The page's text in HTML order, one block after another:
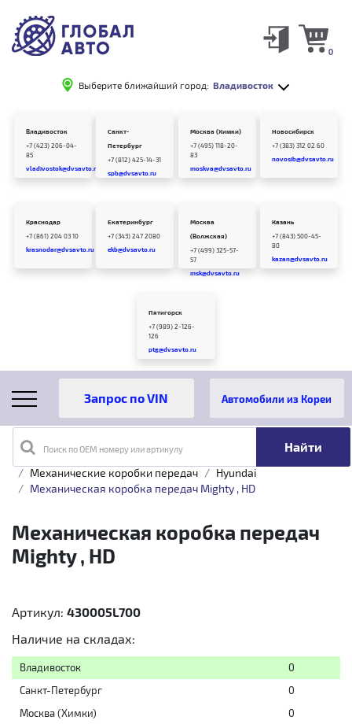
Выберите ближайший город: Владивосток
0
Владивосток
+7 (423) 206-04-
85
vladivostok@dvsavto.ru
Санкт-
Петербург
+7 (812) 425-14-31
spb@dvsavto.ru
Москва (Химки)
+7 (495) 118-20-
83
moskva@dvsavto.ru
Новосибирск
+7 (383) 312 02 60
novosib@dvsavto.ru
Краснодар
+7 (861) 204 03 10
krasnodar@dvsavto.ru
Екатеринбург
+7 (343) 247 2080
ekb@dvsavto.ru
Москва
(Волжская)
+7 (499) 325-57-
57
msk@dvsavto.ru
Казань
+7 (843) 500-45-
80
kazan@dvsavto.ru
Пятигорск
+7 (989) 2-126-
126
ptg@dvsavto.ru
Поиск по OEM номеру или артикулу
Автомобили из Кореи
Главная Каталог товаров
Трансмиссия
Механические коробки передач
Hyundai
Механическая коробка передач Mighty , HD
Механическая коробка передач
Mighty , HD
Артикул: 430005L700
Наличие на складах:
Владивосток
0
Санкт-Петербург
0
Москва (Химки)
0